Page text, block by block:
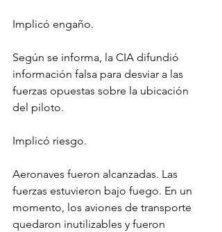
Implicó engaño.
Según se informa, la CIA difundió
información falsa para desviar a las
fuerzas opuestas sobre la ubicación
del piloto.
Implicó riesgo.
Aeronaves fueron alcanzadas. Las
fuerzas estuvieron bajo fuego. En un
momento, los aviones de transporte
quedaron inutilizables y fueron